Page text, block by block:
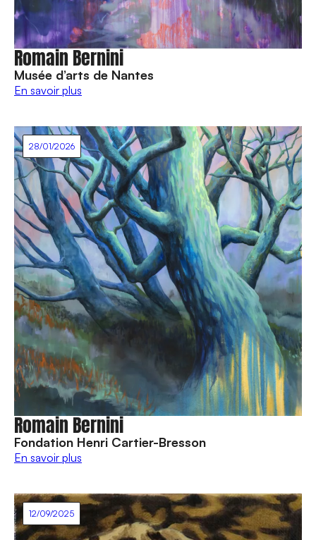
Romain Bernini
Musée d’arts de Nantes
En savoir plus
28/01/2026
Romain Bernini
Fondation Henri Cartier-Bresson
En savoir plus
12/09/2025